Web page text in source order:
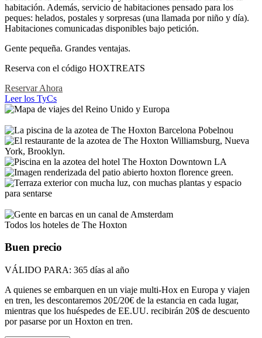
habitación. Además, servicio de habitaciones pensado para los
peques: helados, postales y sorpresas (una llamada por niño y día).
Habitaciones comunicadas disponibles bajo petición.​
Gente pequeña. Grandes ventajas.​
Reserva con el código HOXTREATS
Reservar Ahora
Leer los TyCs
Todos los hoteles de The Hoxton
Buen precio
VÁLIDO PARA: 365 días al año
A quienes se embarquen en un viaje multi-Hox en Europa y viajen
en tren, les descontaremos 20£/20€ de la estancia en cada lugar,
mientras que los huéspedes de EE.UU. recibirán 20$ de descuento
por pasarse por un Hoxton en tren.